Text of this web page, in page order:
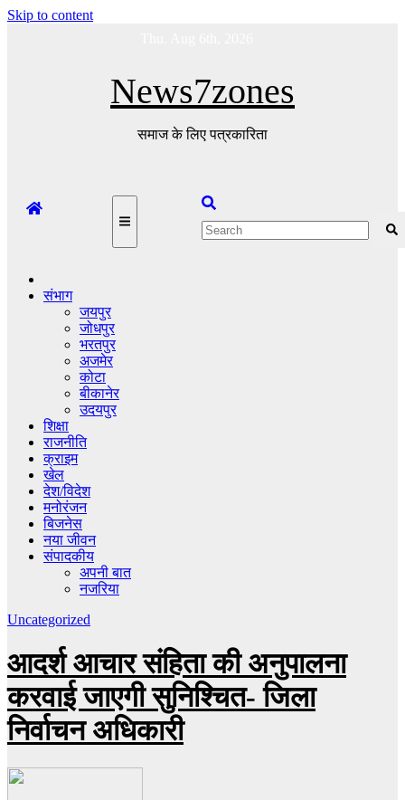
Skip to content
News7zones
समाज के लिए पत्रकारिता
संभाग
जयपुर
जोधपुर
भरतपुर
अजमेर
कोटा
बीकानेर
उदयपुर
शिक्षा
राजनीति
क्राइम
खेल
देश/विदेश
मनोरंजन
बिजनेस
नया जीवन
संपादकीय
अपनी बात
नजरिया
Uncategorized
आदर्श आचार संहिता की अनुपालना
करवाई जाएगी सुनिश्चित- जिला
निर्वाचन अधिकारी